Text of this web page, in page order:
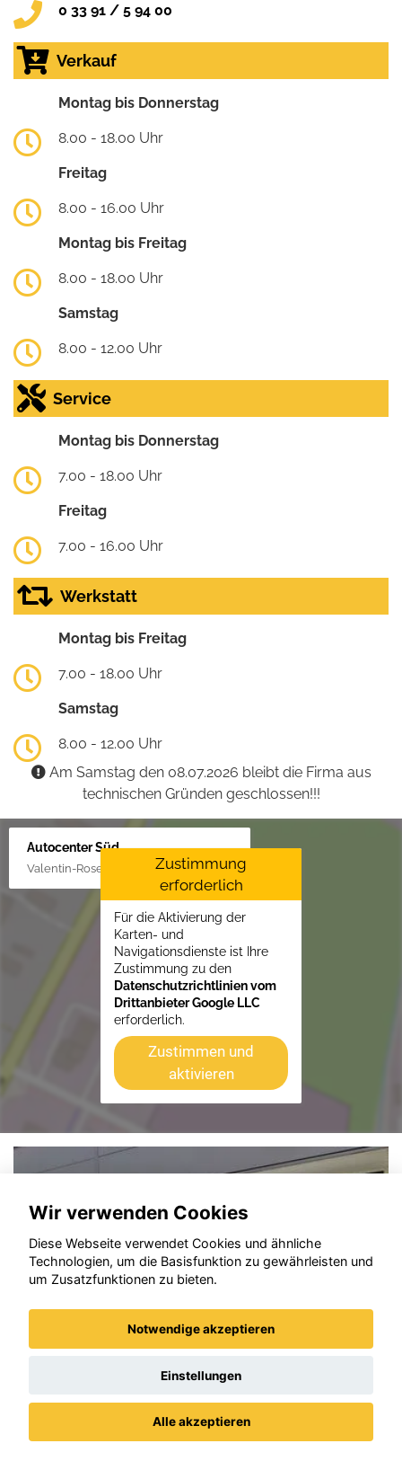
0 33 91 / 5 94 00
Verkauf
Montag bis Donnerstag
8.00 - 18.00 Uhr
Freitag
8.00 - 16.00 Uhr
Montag bis Freitag
8.00 - 18.00 Uhr
Samstag
8.00 - 12.00 Uhr
Service
Montag bis Donnerstag
7.00 - 18.00 Uhr
Freitag
7.00 - 16.00 Uhr
Werkstatt
Montag bis Freitag
7.00 - 18.00 Uhr
Samstag
8.00 - 12.00 Uhr
Am Samstag den 08.07.2026 bleibt die Firma aus
technischen Gründen geschlossen!!!
Autocenter Süd
Valentin-Rose-Str. 3, 16816 Neuruppin
Zustimmung
erforderlich
Für die Aktivierung der
Karten- und
Navigationsdienste ist Ihre
Zustimmung zu den
Datenschutzrichtlinien vom
Drittanbieter Google LLC
erforderlich.
Zustimmen und
aktivieren
Wir verwenden Cookies
Diese Webseite verwendet Cookies und ähnliche
Technologien, um die Basisfunktion zu gewährleisten und
um Zusatzfunktionen zu bieten.
Notwendige akzeptieren
Einstellungen
Alle akzeptieren